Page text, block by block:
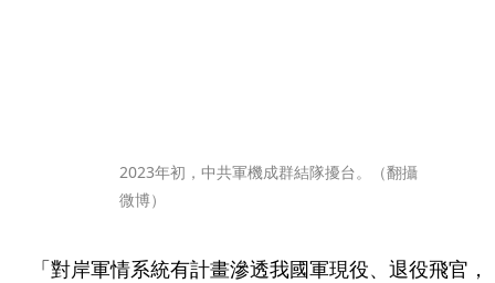
2023年初，中共軍機成群結隊擾台。（翻攝
微博）
「對岸軍情系統有計畫滲透我國軍現役、退役飛官，